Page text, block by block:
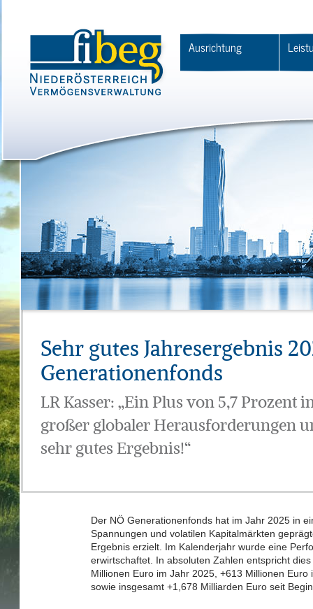
Ausrichtung
Sehr gutes Jahresergebnis
Generationenfonds
LR Kasser: „Ein Plus von 5,7 Prozent
großer globaler Herausforderungen
sehr gutes Ergebnis!“
Der NÖ Generationenfonds hat im Jahr 2025 in
Spannungen und volatilen Kapitalmärkten
Ergebnis erzielt. Im Kalenderjahr wurde eine
erwirtschaftet. In absoluten Zahlen entspricht
Millionen Euro im Jahr 2025, +613 Millionen
sowie insgesamt +1,678 Milliarden Euro seit